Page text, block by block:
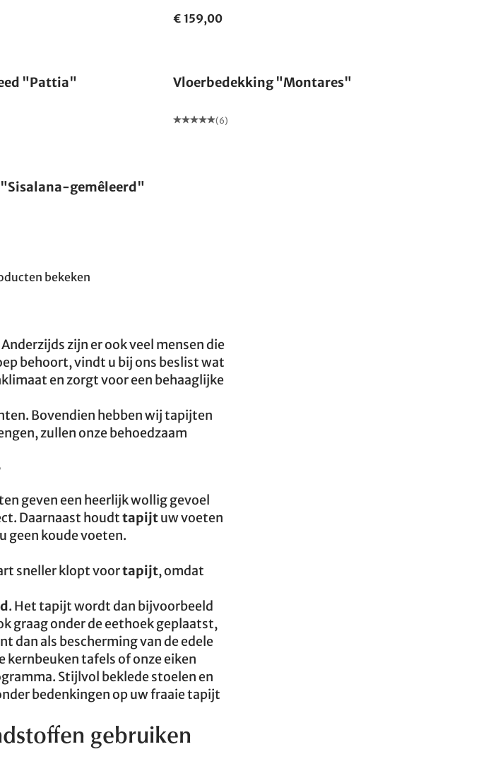
€ 159,00
"Pattia" Vloerbedekking "Montares"
(6)
gemêleerd"
bekeken
zijn er ook veel mensen die
behoort, vindt u bij ons beslist wat
en zorgt voor een behaaglijke
Bovendien hebben wij tapijten
zullen onze behoedzaam
geven een heerlijk wollig gevoel
Daarnaast houdttapijtuw voeten
geen koude voeten.
sneller klopt voortapijt, omdat
. Het tapijt wordt dan bijvoorbeeld
graag onder de eethoek geplaatst,
dan als bescherming van de edele
kernbeuken tafels of onze eiken
Stijlvol beklede stoelen en
bedenkingen op uw fraaie tapijt
gebruiken